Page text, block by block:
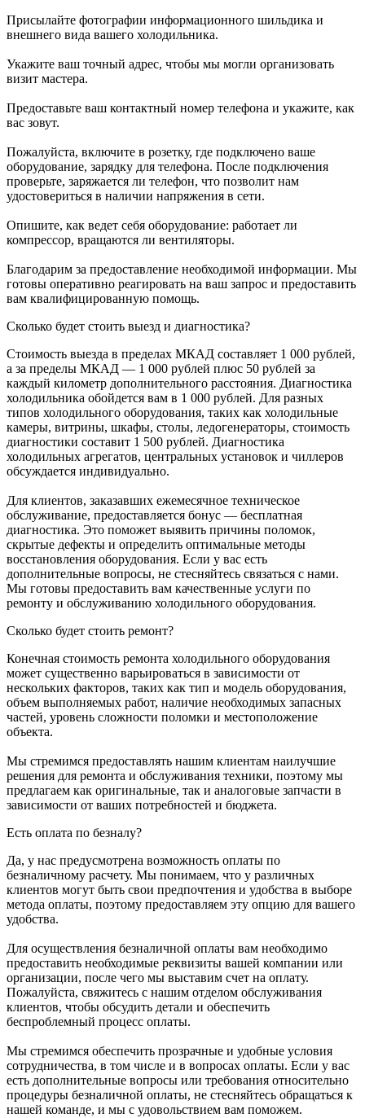
Присылайте фотографии информационного шильдика и
внешнего вида вашего холодильника.
Укажите ваш точный адрес, чтобы мы могли организовать
визит мастера.
Предоставьте ваш контактный номер телефона и укажите, как
вас зовут.
Пожалуйста, включите в розетку, где подключено ваше
оборудование, зарядку для телефона. После подключения
проверьте, заряжается ли телефон, что позволит нам
удостовериться в наличии напряжения в сети.
Опишите, как ведет себя оборудование: работает ли
компрессор, вращаются ли вентиляторы.
Благодарим за предоставление необходимой информации. Мы
готовы оперативно реагировать на ваш запрос и предоставить
вам квалифицированную помощь.
Сколько будет стоить выезд и диагностика?
Стоимость выезда в пределах МКАД составляет 1 000 рублей,
а за пределы МКАД — 1 000 рублей плюс 50 рублей за
каждый километр дополнительного расстояния. Диагностика
холодильника обойдется вам в 1 000 рублей. Для разных
типов холодильного оборудования, таких как холодильные
камеры, витрины, шкафы, столы, ледогенераторы, стоимость
диагностики составит 1 500 рублей. Диагностика
холодильных агрегатов, центральных установок и чиллеров
обсуждается индивидуально.
Для клиентов, заказавших ежемесячное техническое
обслуживание, предоставляется бонус — бесплатная
диагностика. Это поможет выявить причины поломок,
скрытые дефекты и определить оптимальные методы
восстановления оборудования. Если у вас есть
дополнительные вопросы, не стесняйтесь связаться с нами.
Мы готовы предоставить вам качественные услуги по
ремонту и обслуживанию холодильного оборудования.
Сколько будет стоить ремонт?
Конечная стоимость ремонта холодильного оборудования
может существенно варьироваться в зависимости от
нескольких факторов, таких как тип и модель оборудования,
объем выполняемых работ, наличие необходимых запасных
частей, уровень сложности поломки и местоположение
объекта.
Мы стремимся предоставлять нашим клиентам наилучшие
решения для ремонта и обслуживания техники, поэтому мы
предлагаем как оригинальные, так и аналоговые запчасти в
зависимости от ваших потребностей и бюджета.
Есть оплата по безналу?
Да, у нас предусмотрена возможность оплаты по
безналичному расчету. Мы понимаем, что у различных
клиентов могут быть свои предпочтения и удобства в выборе
метода оплаты, поэтому предоставляем эту опцию для вашего
удобства.
Для осуществления безналичной оплаты вам необходимо
предоставить необходимые реквизиты вашей компании или
организации, после чего мы выставим счет на оплату.
Пожалуйста, свяжитесь с нашим отделом обслуживания
клиентов, чтобы обсудить детали и обеспечить
беспроблемный процесс оплаты.
Мы стремимся обеспечить прозрачные и удобные условия
сотрудничества, в том числе и в вопросах оплаты. Если у вас
есть дополнительные вопросы или требования относительно
процедуры безналичной оплаты, не стесняйтесь обращаться к
нашей команде, и мы с удовольствием вам поможем.